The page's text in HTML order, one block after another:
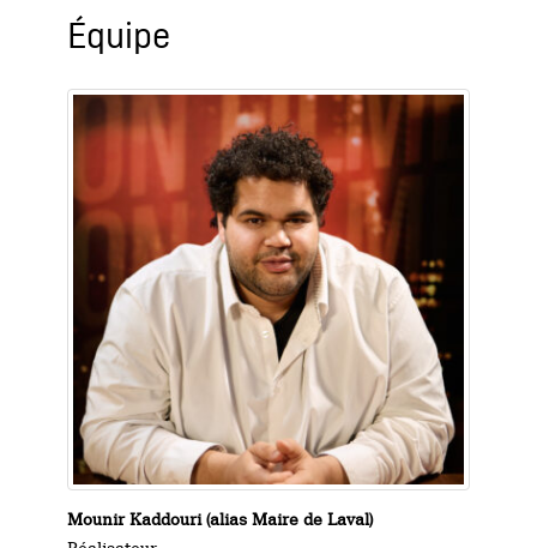
Équipe
Mounir Kaddouri (alias Maire de Laval)